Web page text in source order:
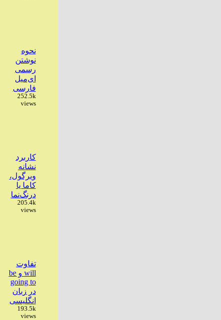
نحوه
نوشتن
رسمی
ای‌میل
فارسی
252.5k
views
کاربرد
نشانه
ویرگول،
کاما یا
درنگ‌نما
205.4k
views
تفاوت
will و be
going to
در زبان
انگلیسی
193.5k
views